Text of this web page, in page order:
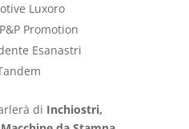
Luxoro
Promotion
Esanastri
di Inchiostri,